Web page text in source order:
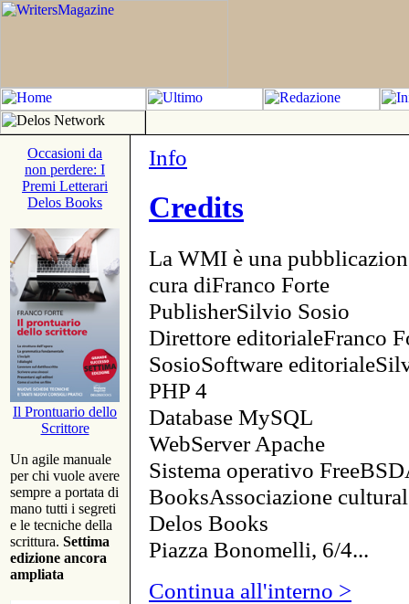
Occasioni da
non perdere: I
Premi Letterari
Delos Books
Il Prontuario dello
Scrittore
Un agile manuale
per chi vuole avere
sempre a portata di
mano tutti i segreti
e le tecniche della
scrittura. Settima
edizione ancora
ampliata
Info
Credits
La WMI è una
cura diFranco Forte
PublisherSilvio Sosio
Direttore editorialeFranco
SosioSoftware
PHP 4
Database MySQL
WebServer Apache
Sistema operativo
BooksAssociazione
Delos Books
Piazza Bonomelli, 6/4...
Continua all'interno >